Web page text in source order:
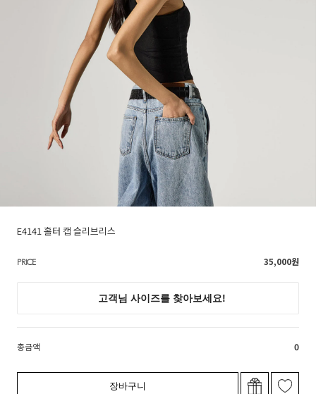
E4141 홀터 캡 슬리브리스
PRICE 35,000원
총금액 0
장바구니